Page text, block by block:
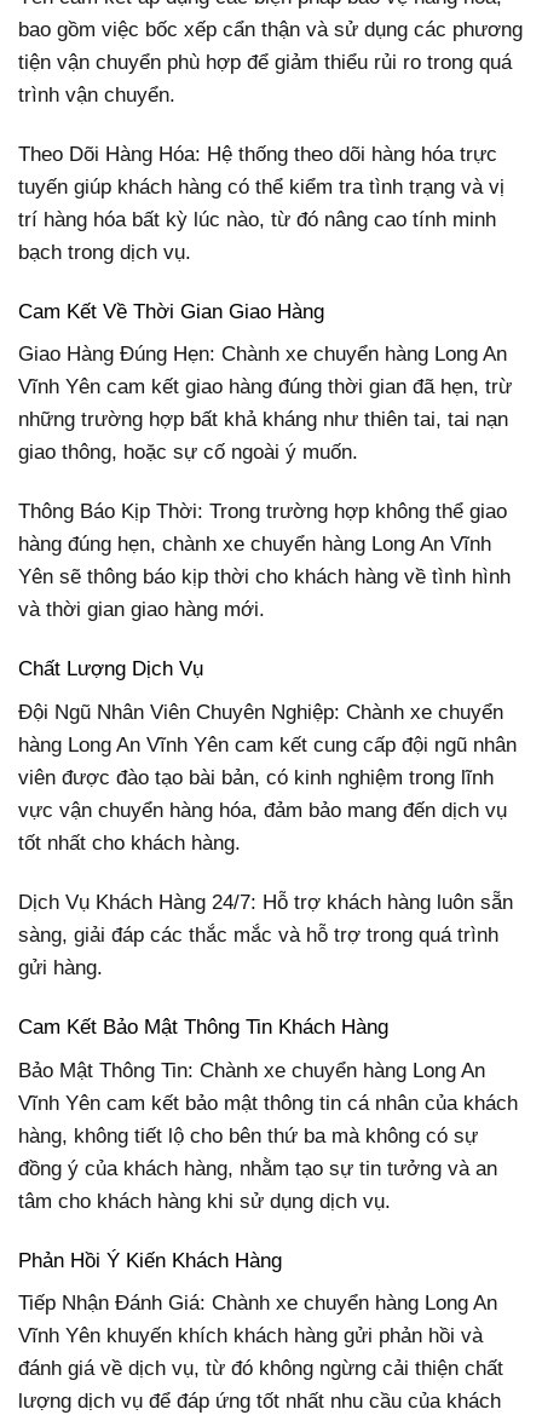
bao gồm việc bốc xếp cẩn thận và sử dụng các phương
tiện vận chuyển phù hợp để giảm thiểu rủi ro trong quá
trình vận chuyển.
Theo Dõi Hàng Hóa: Hệ thống theo dõi hàng hóa trực
tuyến giúp khách hàng có thể kiểm tra tình trạng và vị
trí hàng hóa bất kỳ lúc nào, từ đó nâng cao tính minh
bạch trong dịch vụ.
Cam Kết Về Thời Gian Giao Hàng
Giao Hàng Đúng Hẹn: Chành xe chuyển hàng Long An
Vĩnh Yên cam kết giao hàng đúng thời gian đã hẹn, trừ
những trường hợp bất khả kháng như thiên tai, tai nạn
giao thông, hoặc sự cố ngoài ý muốn.
Thông Báo Kịp Thời: Trong trường hợp không thể giao
hàng đúng hẹn, chành xe chuyển hàng Long An Vĩnh
Yên sẽ thông báo kịp thời cho khách hàng về tình hình
và thời gian giao hàng mới.
Chất Lượng Dịch Vụ
Đội Ngũ Nhân Viên Chuyên Nghiệp: Chành xe chuyển
hàng Long An Vĩnh Yên cam kết cung cấp đội ngũ nhân
viên được đào tạo bài bản, có kinh nghiệm trong lĩnh
vực vận chuyển hàng hóa, đảm bảo mang đến dịch vụ
tốt nhất cho khách hàng.
Dịch Vụ Khách Hàng 24/7: Hỗ trợ khách hàng luôn sẵn
sàng, giải đáp các thắc mắc và hỗ trợ trong quá trình
gửi hàng.
Cam Kết Bảo Mật Thông Tin Khách Hàng
Bảo Mật Thông Tin: Chành xe chuyển hàng Long An
Vĩnh Yên cam kết bảo mật thông tin cá nhân của khách
hàng, không tiết lộ cho bên thứ ba mà không có sự
đồng ý của khách hàng, nhằm tạo sự tin tưởng và an
tâm cho khách hàng khi sử dụng dịch vụ.
Phản Hồi Ý Kiến Khách Hàng
Tiếp Nhận Đánh Giá: Chành xe chuyển hàng Long An
Vĩnh Yên khuyến khích khách hàng gửi phản hồi và
đánh giá về dịch vụ, từ đó không ngừng cải thiện chất
lượng dịch vụ để đáp ứng tốt nhất nhu cầu của khách